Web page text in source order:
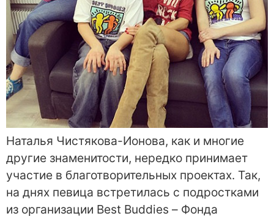
Наталья Чистякова-Ионова, как и многие
другие знаменитости, нередко принимает
участие в благотворительных проектах. Так,
на днях певица встретилась с подростками
из организации Best Buddies – Фонда